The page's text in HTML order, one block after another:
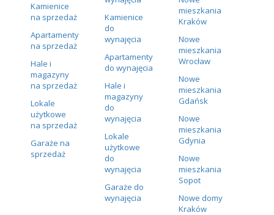
Kamienice
na sprzedaż
Apartamenty
na sprzedaż
Hale i
magazyny
na sprzedaż
Lokale
użytkowe
na sprzedaż
Garaże na
sprzedaż
Kamienice
do
wynajęcia
Apartamenty
do wynajęcia
Hale i
magazyny
do
wynajęcia
Lokale
użytkowe
do
wynajęcia
Garaże do
wynajęcia
mieszkania
Kraków
Nowe
mieszkania
Wrocław
Nowe
mieszkania
Gdańsk
Nowe
mieszkania
Gdynia
Nowe
mieszkania
Sopot
Nowe domy
Kraków